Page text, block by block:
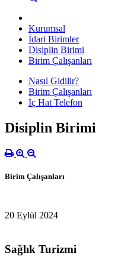
Kurumsal
İdari Birimler
Disiplin Birimi
Birim Çalışanları
Nasıl Gidilir?
Birim Çalışanları
İç Hat Telefon
Disiplin Birimi
Birim Çalışanları
20 Eylül 2024
Sağlık Turizmi